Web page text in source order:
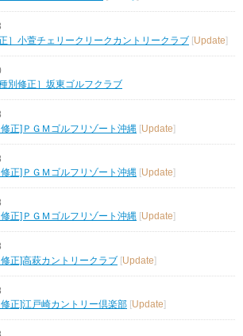
］小萱チェリークリークカントリークラブ [Update]
別修正］坂東ゴルフクラブ
正]ＰＧＭゴルフリゾート沖縄 [Update]
正]ＰＧＭゴルフリゾート沖縄 [Update]
修正]ＰＧＭゴルフリゾート沖縄 Update
正]高萩カントリークラブ [Update]
修正]江戸崎カントリー倶楽部 Update